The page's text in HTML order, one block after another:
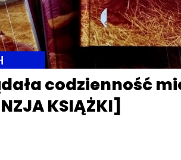
codzienność
KSIĄŻKI]